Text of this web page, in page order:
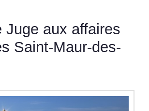
Juge aux affaires
Saint-Maur-des-